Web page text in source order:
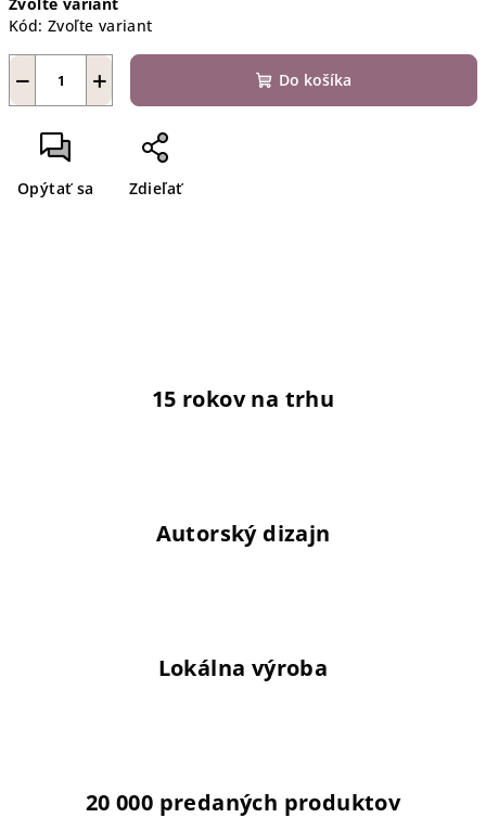
cena:
Kód: Zvoľte variant
+
− Do košíka
Opýtať sa Zdieľať
15 rokov na trhu
Autorský dizajn
Lokálna výroba
20 000 predaných produktov